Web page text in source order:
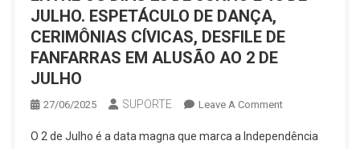
JULHO. ESPETÁCULO DE DANÇA,
CERIMÔNIAS CÍVICAS, DESFILE DE
FANFARRAS EM ALUSÃO AO 2 DE
JULHO
27/06/2025 SUPORTE Leave A CommentOn
OS
O 2 de Julho é a data magna que marca a Independência